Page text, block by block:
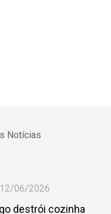
Notícias
12/06/2026
destrói cozinha